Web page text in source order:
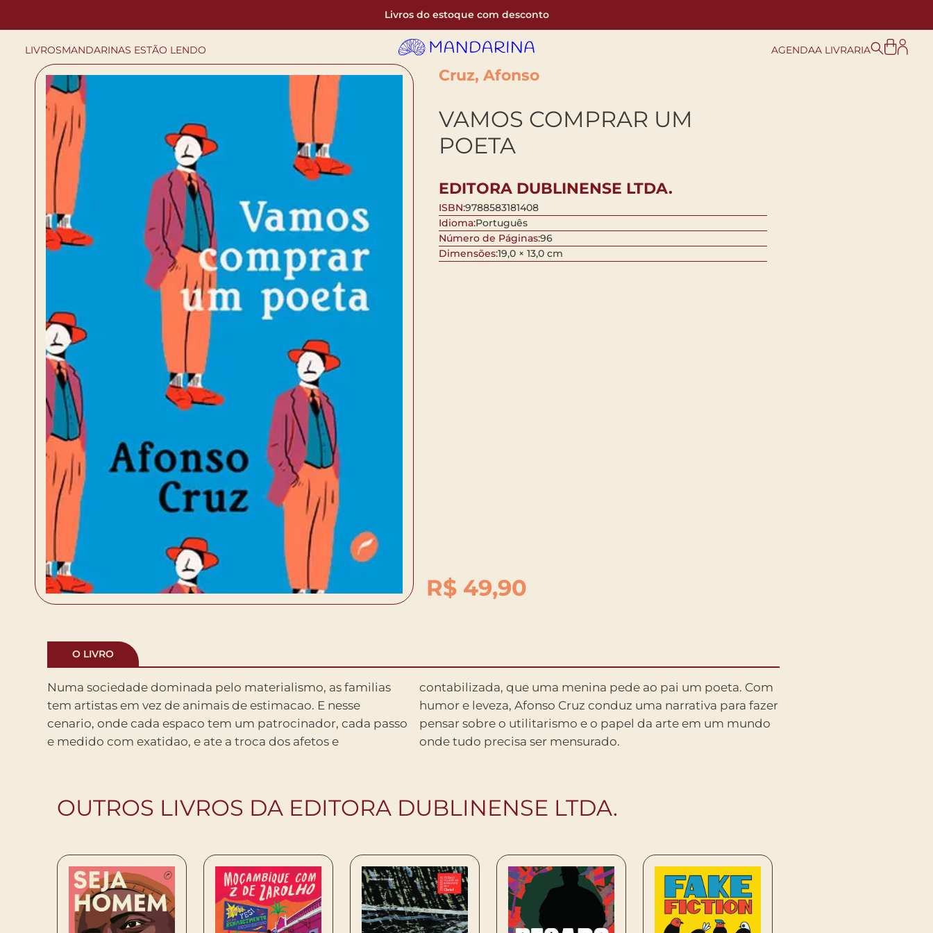
Livros do estoque com desconto
LIVROSMANDARINAS ESTÃO LENDO AGENDAA LIVRARIA
Cruz, Afonso
VAMOS COMPRAR UM
POETA
EDITORA DUBLINENSE LTDA.
ISBN:9788583181408
Idioma:Português
Número de Páginas:96
Dimensões:19,0 × 13,0 cm
R$49,90
O LIVRO
Numa sociedade dominada pelo materialismo, as familias
tem artistas em vez de animais de estimacao. E nesse
cenario, onde cada espaco tem um patrocinador, cada passo
e medido com exatidao, e ate a troca dos afetos e
contabilizada, que uma menina pede ao pai um poeta. Com
humor e leveza, Afonso Cruz conduz uma narrativa para fazer
pensar sobre o utilitarismo e o papel da arte em um mundo
onde tudo precisa ser mensurado.
OUTROS LIVROS DA EDITORA DUBLINENSE LTDA.